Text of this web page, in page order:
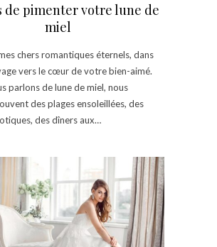
de pimenter votre lune de
miel
chers romantiques éternels, dans
vers le cœur de votre bien-aimé.
parlons de lune de miel, nous
des plages ensoleillées, des
des dîners aux…